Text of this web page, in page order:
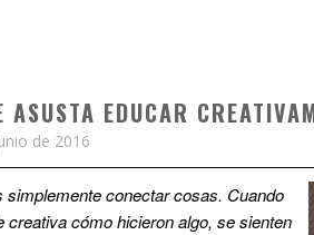
ASUSTA EDUCAR
de 2016
simplemente conectar cosas. Cuando
creativa cómo hicieron algo, se sienten